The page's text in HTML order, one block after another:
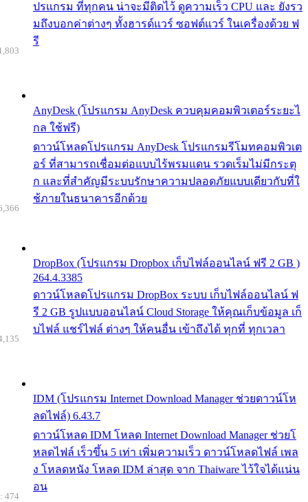
ปรแกรม ที่ทุกคน น่าจะมีติดไว้ ดูความเร็ว CPU และ ยังรว
มถึงบอกค่าต่างๆ ทั้งฮารด์แวร์ ซอฟต์แวร์ ในเครื่องด้วย ฟ
รี
AnyDesk (โปรแกรม AnyDesk ควบคุมคอมพิวเตอร์ระยะไ
กล ใช้ฟรี)
ดาวน์โหลดโปรแกรม AnyDesk โปรแกรมรีโมทคอมพิวเต
อร์ ที่สามารถเชื่อมต่อแบบไร้พรมแดน รวดเร็มไม่มีกระตุ
ก และที่สำคัญมีระบบรักษาความปลอดภัยแบบเดียวกับที่ใ
ช้ภายในธนาคารอีกด้วย
DropBox (โปรแกรม Dropbox เก็บไฟล์ออนไลน์ ฟรี 2 GB )
264.4.3385
ดาวน์โหลดโปรแกรม DropBox ระบบ เก็บไฟล์ออนไลน์ ฟ
รี 2 GB รูปแบบออนไลน์ Cloud Storage ให้คุณเก็บข้อมูล เก็
บไฟล์ แชร์ไฟล์ ต่างๆ ให้คนอื่น เข้าถึงได้ ทุกที่ ทุกเวลา
IDM (โปรแกรม Internet Download Manager ช่วยดาวน์โห
ลดไฟล์) 6.43.7
ดาวน์โหลด IDM โหลด Internet Download Manager ช่วยโ
หลดไฟล์ เร็วขึ้น 5 เท่า เพิ่มความเร็ว ดาวน์โหลดไฟล์ เพล
ง โหลดหนัง โหลด IDM ล่าสุด จาก Thaiware ไว้ใจได้แน่น
อน
474